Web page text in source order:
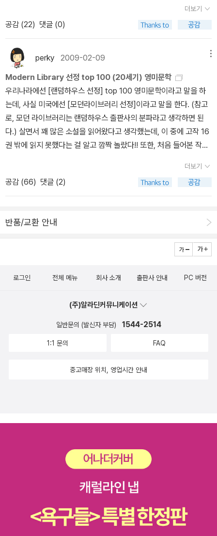
지니, 잠 안 오는 여름밤을 위해서 최고의 피서 책이 될 듯. 10. 크러
스너호르커이 라슬로, <저항의 멜랑콜리> 주의를 요함. 책 권쯤 읽
한 시골마을에 여태까지 멈춰서 있던 시계탑에서 시계가 돌아가기 시
작하더니, 서커스단이 들어오긴 했는데, 무엇을 가져왔느냐 하면, 세
상에서 가장 큰 고래 한 마리. 추위와 시계, 그리고 고래가 무엇을 우
화한 것일까. 혹시 그것들이 트로이 목마처럼 돌이킬 수 없는 운명을
가져올까? 우연히도 책을 쓴 시기가 1989년. 베를린 장벽이, 넘, 어,
간, 다. 11. 캐서린 앤 포터, <캐서린 앤 포터 - 오랜 죽음의 운명 외 1
9편> ‘외 19편’이면 모두 스무 편의 중단편이 실려 있다는 뜻. 야, 어
쩌면 그러냐. 어떻게 하나도 빼지 않고 스무 편의 작품이 다 좋을 수
세상에서 가장 고루한 지역을 꼽으라면, 그곳이 유럽이라기보다, 미
국 남부지방에 한 표 줄 사람도 많을 것이다. 이곳 출신으로 불행한 과
거를 지닌 캐서린 앤 포터는 소외당하고 약하고 피해입는 가엾은 것
이다. 12. 유진 오닐, <느릅나무 아래 욕망> 격렬하다. 처음부터 끝
도 있을 듯. 미국 서부 판 <페드르와 이폴리트>. ‘격렬하다’와 ‘후달린
드, <퍼레이즈 엔드> 포드 매독스 포드의 작품은 근본적으로 (좋은
과, 전쟁 중, 전쟁이 끝난 후까지 아우르는 작품이지만, 스토리를 끌고
색의 아내. 아내를 사랑하지 않으면서도 그녀를 위해 모든 것을 양도
하는 남편과, 쉼 없이 남편을 괴롭히지만 괴롭힘 역시 사랑의 한 표시
수 있으니 조심하실 것. 14. 위앤커, <중국신화전설> 아무리 취미생
주시대까지 각종 신화와 전설을 수집해 놓았다. 이색적인 동물과 식
이 책을 읽지 않은 것이 후회스러웠다. 더 재미있는 <서유기>가 될
뻔했기 때문에. 15. 프리드리히 뒤렌마트, <천사, 바빌론에 오다> 뒤
렌마트가 쓴 희곡이면 일단 믿고 사서 읽는다. 뭐 그렇다고 이이의 희
곡에 정답까지 다 들어 있는 건 아니다. 여기서도 하느님이 처녀를 하
나 만들어 천사를 시켜 지상에서 가장 가엾은 인간에게 이 처녀를 주
고 오라는 심부름을 보냈는데, 천사가 자신이 생각하기에 가장 공정
대표적인 '식민지 출신 작가'로서 충분히 주목할 만하다고 생각한다.
래 읽은 책 중 가장 슬픈 '전원시'다.' 1987년작. 15. 11. 14.
선정됐는데, 20세기 초 최고의 공포문학 전문가였다고 한다. <에니
그마>는 '세계 2차 대전 3부작'으로 나온 책 이다. '세계 2차 대전 당
시 실존한 독일군 최고의 암호기 에니그마와 영국 정부 통신 본부가
있었던 블레츨리파크를 소재로 한 히스토리 팩션'이다. <다크타워 4
>는 스티븐 킹의 작품이다. 띄엄띄엄 나오고 있는 걸 보니 간행중인
건가 일부러 이렇게 내는건가 모르겠다. RHK에서 장르소설물
이 많이 나왔<다잉 라이트>부터 <6년>, <하이브>에 이르기까지 빠
뜨리고 싶은 작품이 별로 없다. 특히 <하이브> 작가 길 혼비는 닉 혼
비와 남매 관계다. 아마존닷컴, 뉴욕 타임스, USA 투데이 베스트셀
러를 한 <루징 잇>은 뉴 어덜트 로맨스로 상업성과 작품성을 동시에
잡은 소설이다. <꽃 사슬>은 미나토 가나에의 소설로 '블랙
기로에 놓인 한 여자의 이야기다. <반딧불 언덕>은 아유카와 데쓰야
사계 하루코>는 <청춘의 문>으로 유명한 이츠키 히로유키의 작품이
권이 한꺼번에 나왔다. 무예 고수들과의 60여 차례 대결에서 단 한
다룬 장편소설이며 그 유명한 요시카와 에이지가 쓴 작품이기도 하
정사 Q의 사건수첩> 7권도 나와있다. 요새 이런 가벼운 시리즈들이
많이 번역되고 있는데 라이트 노벨과는 또 다른 조류라 눈여겨 봐야
빠레, 살라맛 뽀>는 2014 대한민국 스토리 공모대전 우수상 수상작
시티에서 한인들을 상대로 사기를 치는 사기꾼인 나와 대니의 이야기
었다. <강남 1970>은 유하 감독 영화 원작이다. 영화는 그저그랬던
것 같다. <마지막 정육점>은 허균문학작가상, 무영문학상, 강원문화
대한 영향을 끼친 그녀의 대표작이다.' 모리슨의 작품도 들녘출판사에
서 상당수가 출간됐었지만 현재는 대부분 절판된 상태다. 현재로선
리고 지난해 노벨문학상 수상자 모디아노의 작품도 지난 연말에 서너
작품이 나오고 이번에 <팔월의 일요일들>(문학동네, 2015)과 <추
억을 완성하기 위하여>(문학동네, 2015)가 마저 재출간됨으로써 주
요 작품들은 다 망라된 게 아닌가 싶다. 찾아보니 <팔월의 일요일들
>(세계사, 1991)과 <추억을 완성하기 위하여>(세계사, 1991)가 제
일 처음 소개된 모디아노의 작품들이었다. 나도 구입했던 책인데, 지
금은 행방을 알 수 없고 아마 너무 오랫동안 박스에 보관하고 있어서
다 망가지지 않았을까 싶다(알라딘의 책 이미지도 세월의 흔적을 여
리숙여 깊이 감사드립니다!!!!!!!*^^* 꾸벅 저도 나중에 선물할 기회를
꼭!!! 주세요~!!!!!! ㅎㅎㅎ 소장하면서 재미나게 즐겁게 행복하게 잘
읽을께요~그리고 분홍 머그컵까지 선물로 보내 주셔서 너무너무 감
사드려요~정말 많이 많이 감사드리고 고맙습니다!!!!!!!!!!!!!*^^* 3.
간만에 책 주문을 했다.작년부터 옆지기가 보고싶어 했던 책들인데...
이제야 주문을 했다.^^;;;옆지기는 괜찮다 했지만 난 너무 미안해서...
물론 옆지기는 책 주문한 걸 모른다.당연히 깜짝 선물이 될 것이다. ㅎ
ㅎ 역시 외국도서 너무 비싸다.ㅠㅠ그래도 옆지기가 보고싶었던 책들
이라서 주문은 잘 한 것 같다.옆지기 책 주문하면서 나도 몇 권 골랐
다. 흐흐흐... '태화' 세트랑'모던 아랑전'이랑'아홉 번째 하늘'더 고르
고 싶었지만 다음 달까지 기다리기로 했다.이 책들도 비상금을 탈탈
털어서...ㅎ 4. 이 책들을 주문하면서 언니가 눈독을 들이는 알라딘
더까지~서재달인의 선물로 받은 밤색 머그컵과 새해 선물로 받은 분
연애기담' 2권이 나왔다.ㅠㅠ1권을 구매해서 재밌게 읽었는데 책 주
문하고 나니 2권이 나오고...ㅠㅠ 열린책들 뮤지컬 세트 - 전5권보
리스 파스테르나크 외 지음, 박형규 외 옮김 / 열린책들 / 2014년 12
페기 포트넘 그림, 홍연미 옮김 / 파랑새 / 2014년 12월
만 자야겠다. 그러고 나서 저녁준비를 하고다시 책을 읽고 편안하고
행복한 오후되세요~*^^*
더보기
공감 (22) 댓글 (0)
perky 2009-02-09
Modern Library 선정 top 100 (20세기) 영미문학
우리나라에선 [랜덤하우스 선정] top 100 영미문학이라고 말을 하
는데, 사실 미국에선 [모던라이브러리 선정]이라고 말을 한다. (참고
로, 모던 라이브러리는 랜덤하우스 출판사의 분파라고 생각하면 된
다.) 살면서 꽤 많은 소설을 읽어왔다고 생각했는데, 이 중에 고작 16
권 밖에 읽지 못했다는 걸 알고 깜짝 놀랐다!! 또한, 처음 들어본 작가
다짐하며 목록들을 작성해보았다. (읽은책은 붉은색으로 별도 표시.
이 페이퍼 작성 후 읽은 책은 파란색으로 표시.) ++++++++++++
++++++++++++++++++++++++++++++++++++++
SSES (율리시즈) / James Joyce (제임스 조이스) 2 THE GR
OLITA (롤리타) / Vladimir Nabokov (블라디미르 나보코프) 5
헉슬리) 6 THE SOUND AND THE FURY (소리와 분노)
/ William Faulkner (윌리엄 포크너) 7 CATCH-22 (캐치 22)
의 어둠) / Arthur Koestler (아서 쾨슬러) 9 SONS AND LOVER
APES OF WRATH (분노의 포도) / John Steinbeck (존 스타인
(등대로) / Virginia Woolf (버지니아 울프) 16 AN AMERICA
N TRAGEDY (아메리카의 비극) / Theodore Dreiser (시어도어
HTERHOUSE-FIVE (제5 도살장) / Kurt Vonnegut (커트 보네
더보기
공감 (66) 댓글 (2)
반품/교환 안내
로그인 전체 메뉴 회사 소개 출판사 안내 PC 버전
(주)알라딘커뮤니케이션
일반문의 (발신자 부담) 1544-2514
1:1 문의 FAQ
중고매장 위치, 영업시간 안내